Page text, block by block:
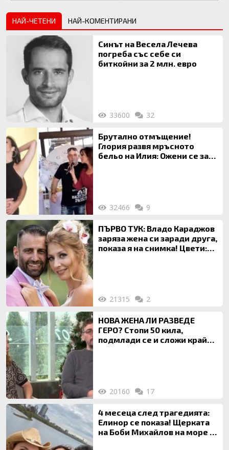
НАЙ-ЧЕТЕНИ НАЙ-КОМЕНТИРАНИ
Синът на Весела Лечева
погреба със себе си
биткойни за 2 млн. евро
33600 32
Брутално отмъщение!
Глория развя мръсното
бельо на Илия: Ожени се за
32466 9
ПЪРВО ТУК: Владо Караджов
заряза жена си заради друга,
показа я на снимка! Цвети:
21315 2
НОВА ЖЕНА ЛИ РАЗВЕДЕ
ГЕРО? Стопи 50 кила,
подмлади се и сложи край
20160 17
4 месеца след трагедията:
Елинор се показа! Щерката
на Боби Михайлов на море с